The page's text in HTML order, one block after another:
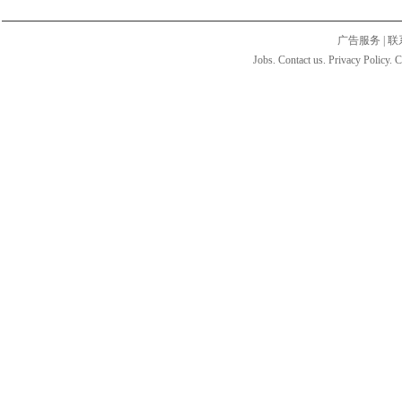
广告服务
联
Jobs. Contact us. Privacy Policy.